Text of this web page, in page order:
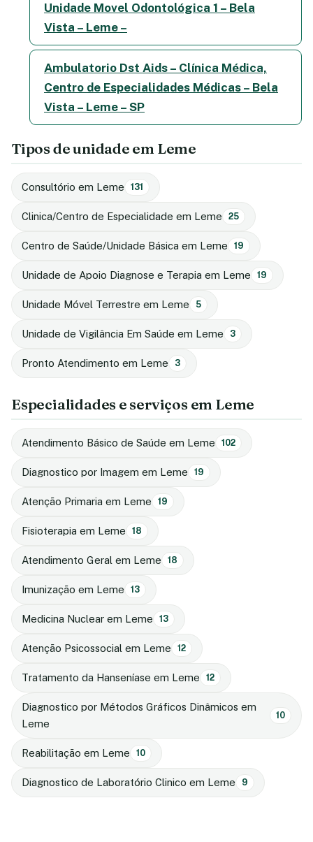
Unidade Movel Odontológica 1 – Bela
Vista – Leme –
Ambulatorio Dst Aids – Clínica Médica,
Centro de Especialidades Médicas – Bela
Vista – Leme – SP
Tipos de unidade em Leme
Consultório em Leme 131
Clinica/Centro de Especialidade em Leme 25
Centro de Saúde/Unidade Básica em Leme 19
Unidade de Apoio Diagnose e Terapia em Leme 19
Unidade Móvel Terrestre em Leme 5
Unidade de Vigilância Em Saúde em Leme 3
Pronto Atendimento em Leme 3
Especialidades e serviços em Leme
Atendimento Básico de Saúde em Leme 102
Diagnostico por Imagem em Leme 19
Atenção Primaria em Leme 19
Fisioterapia em Leme 18
Atendimento Geral em Leme 18
Imunização em Leme 13
Medicina Nuclear em Leme 13
Atenção Psicossocial em Leme 12
Tratamento da Hanseníase em Leme 12
Diagnostico por Métodos Gráficos Dinâmicos em
Leme
10
Reabilitação em Leme 10
Diagnostico de Laboratório Clinico em Leme 9